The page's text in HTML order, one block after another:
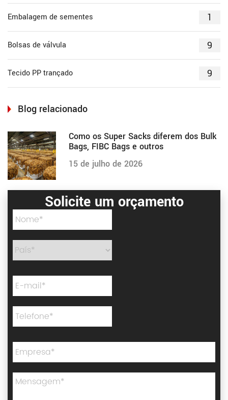
Embalagem de sementes 1
Bolsas de válvula 9
Tecido PP trançado 9
Blog relacionado
Como os Super Sacks diferem dos Bulk
Bags, FIBC Bags e outros
15 de julho de 2026
Solicite um orçamento